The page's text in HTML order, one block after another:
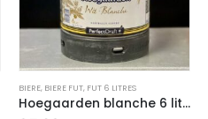
BIERE, BIERE FUT, FUT 6 LITRES
Hoegaarden blanche 6 litres Perfect Draft 4.9%